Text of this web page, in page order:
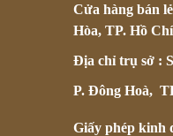
Cửa hàng bán
Hòa, TP. Hồ
Địa chỉ trụ sở :
P. Đông Hoà,
Giấy phép kinh